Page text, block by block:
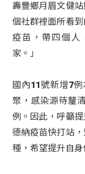
壽豐鄉月眉文健
個社群裡面所看
疫苗，帶四個人
家。」
國內11號新增7
聚，感染源待釐
例。因此，呼籲
德納疫苗快打站
種，希望提升自身